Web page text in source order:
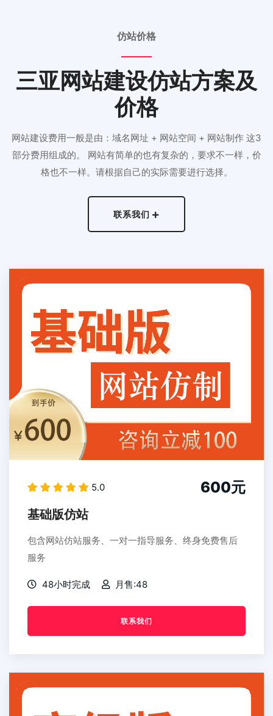
仿站价格
三亚网站建设仿站方案及
价格
网站建设费用一般是由：域名网址 + 网站空间 + 网站制作 这3
部分费用组成的。 网站有简单的也有复杂的，要求不一样，价
格也不一样。请根据自己的实际需要进行选择。
联系我们
5.0 600元
基础版仿站
包含网站仿站服务、一对一指导服务、终身免费售后
服务
48小时完成 月售:48
联系我们